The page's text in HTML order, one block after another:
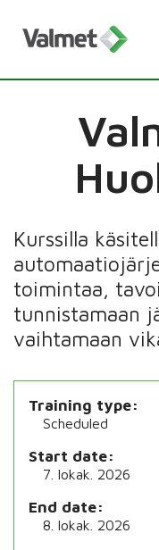
Kurssilla
toimintaa,
tunnistamaan
vaihtamaan
Training type
Scheduled
Start date
7. lokak. 2026
End date
8. lokak. 2026